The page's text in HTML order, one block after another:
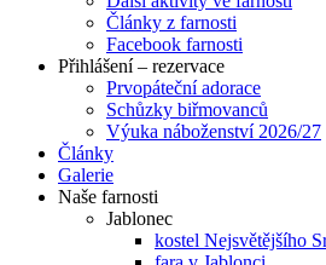
Články z farnosti
Facebook farnosti
Přihlášení – rezervace
Prvopáteční adorace
Schůzky biřmovanců
Výuka náboženství 2026/27
Články
Galerie
Naše farnosti
Jablonec
kostel Nejsvětějšího